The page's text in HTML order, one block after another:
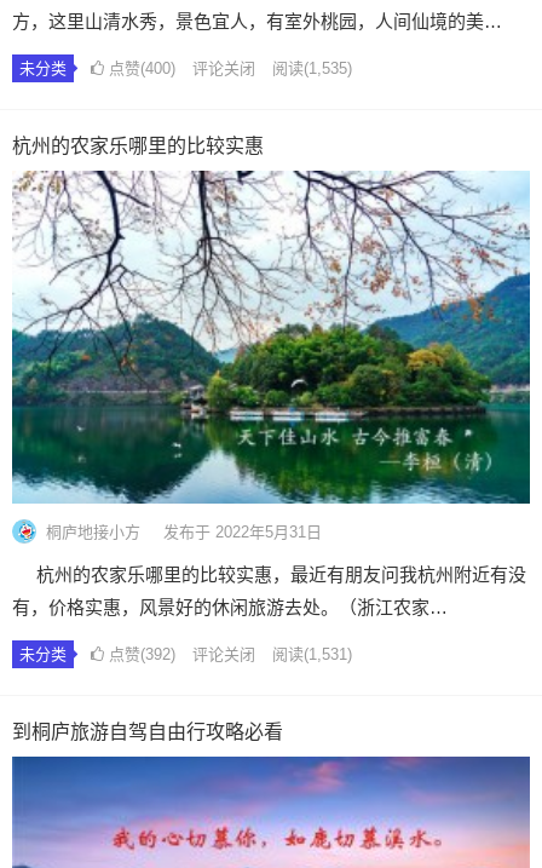
方，这里山清水秀，景色宜人，有室外桃园，人间仙境的美…
未分类 点赞(400) 评论关闭 阅读(1,535)
杭州的农家乐哪里的比较实惠
桐庐地接小方 发布于 2022年5月31日
杭州的农家乐哪里的比较实惠，最近有朋友问我杭州附近有没
有，价格实惠，风景好的休闲旅游去处。（浙江农家…
未分类 点赞(392) 评论关闭 阅读(1,531)
到桐庐旅游自驾自由行攻略必看